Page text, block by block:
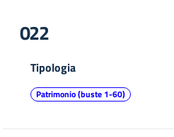
022
Tipologia
Patrimonio (buste 1-60)